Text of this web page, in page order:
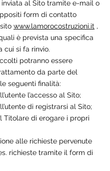
inviata al Sito tramite e-mail o
form di contatto
www.lamorocostruzioni.it ,
è prevista una specifica
cui si fa rinvio.
potranno essere
da parte del
seguenti finalità:
l’accesso al Sito;
di registrarsi al Sito;
Titolare di erogare i propri
alle richieste pervenute
richieste tramite il form di